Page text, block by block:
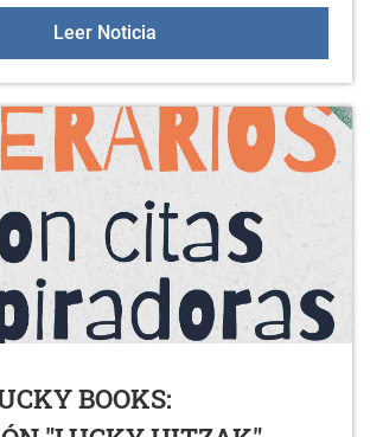
Leer NoticiaVI. RALLY CLASICOS
BOOKS: